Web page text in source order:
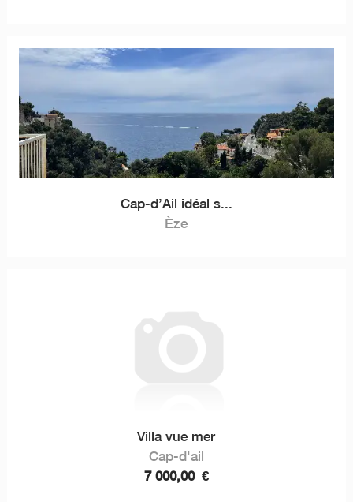
Cap-d’Ail idéal s...
Èze
Villa vue mer
Cap-d'ail
7 000,00 €